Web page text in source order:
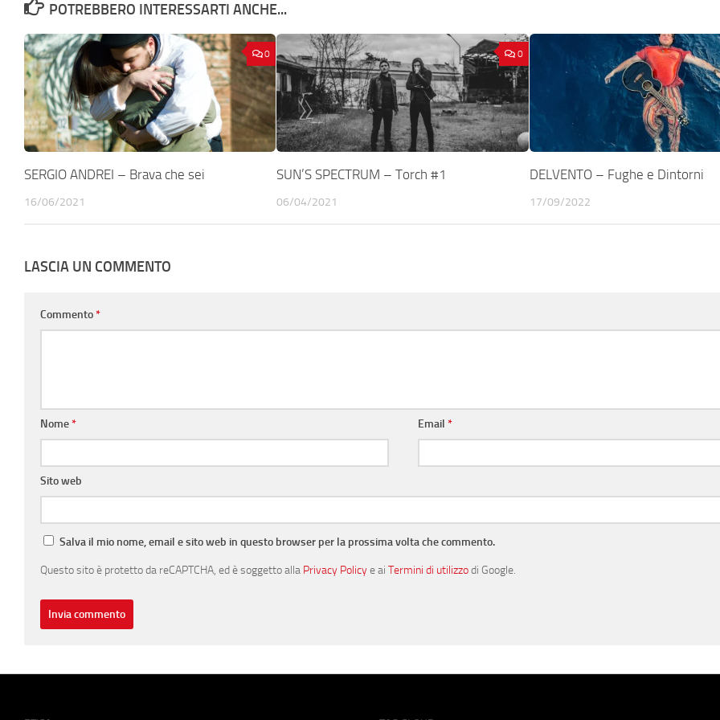
POTREBBERO INTERESSARTI ANCHE...
0
SERGIO ANDREI – Brava che sei
16/06/2021
0
SUN’S SPECTRUM – Torch #1
06/04/2021
DELVENTO – Fughe e Dintorni
17/09/2022
LASCIA UN COMMENTO
Commento*
Nome* Email*
Sito web
Salva il mio nome, email e sito web in questo browser per la prossima volta che commento.
Questo sito è protetto da reCAPTCHA, ed è soggetto alla Privacy Policye ai Termini di utilizzodi Google.